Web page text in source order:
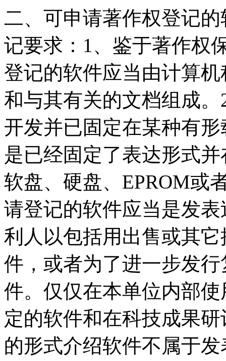
二、可申请著作权登记
记要求：1、鉴于著作权
登记的软件应当由计算
和与其有关的文档组成
开发并已固定在某种有
是已经固定了表达形式
软盘、硬盘、EPROM或
请登记的软件应当是发
利人以包括用出售或其
件，或者为了进一步发
件。仅仅在本单位内部
定的软件和在科技成果
的形式介绍软件不属于